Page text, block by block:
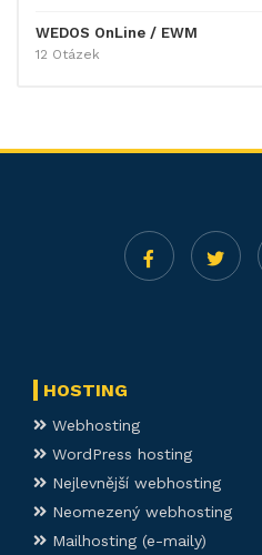
WEDOS OnLine / EWM
12 Otázek
HOSTING
Webhosting
WordPress hosting
Nejlevnější webhosting
Neomezený webhosting
Mailhosting (e-maily)